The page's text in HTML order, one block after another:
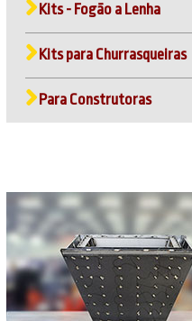
Kits - Fogão a Lenha
Kits para Churrasqueiras
Para Construtoras